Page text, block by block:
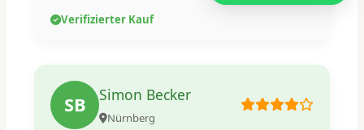
Verifizierter Kauf
SB Simon Becker
Nürnberg